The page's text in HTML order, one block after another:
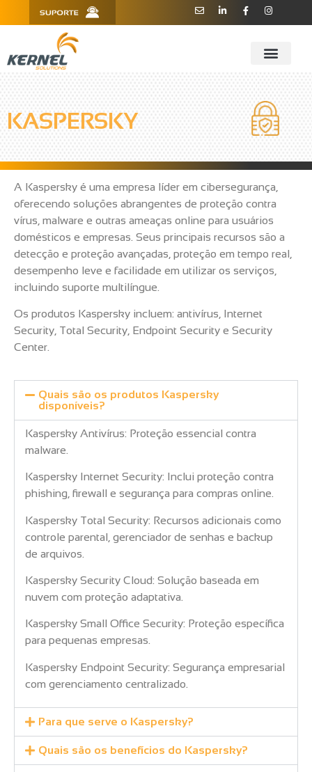
910 - CEP 13208-760 - Jundiaí/SP
KASPERSKY
A Kaspersky é uma empresa líder em cibersegurança,
oferecendo soluções abrangentes de proteção contra
vírus, malware e outras ameaças online para usuários
domésticos e empresas. Seus principais recursos são a
detecção e proteção avançadas, proteção em tempo real,
desempenho leve e facilidade em utilizar os serviços,
incluindo suporte multilíngue.
Os produtos Kaspersky incluem: antivírus, Internet
Security, Total Security, Endpoint Security e Security
Center.
Quais são os produtos Kaspersky
disponíveis?
Kaspersky Antivírus: Proteção essencial contra
malware.
Kaspersky Internet Security: Inclui proteção contra
phishing, firewall e segurança para compras online.
Kaspersky Total Security: Recursos adicionais como
controle parental, gerenciador de senhas e backup
de arquivos.
Kaspersky Security Cloud: Solução baseada em
nuvem com proteção adaptativa.
Kaspersky Small Office Security: Proteção específica
para pequenas empresas.
Kaspersky Endpoint Security: Segurança empresarial
com gerenciamento centralizado.
Para que serve o Kaspersky?
Quais são os benefícios do Kaspersky?